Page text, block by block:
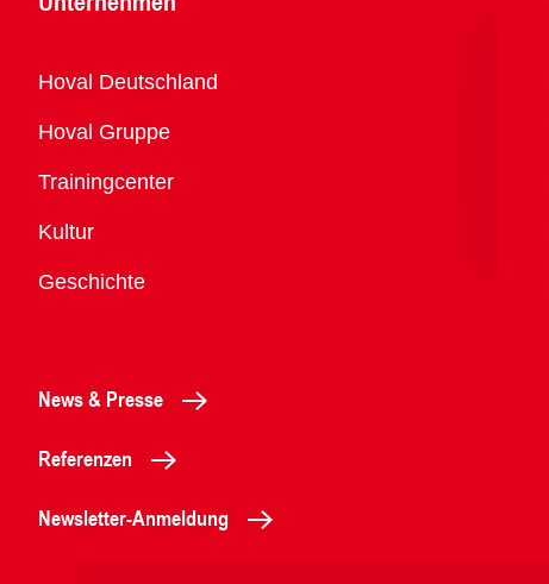
Übersicht
Hoval Deutschland
Hoval Gruppe
Trainingcenter
Kultur
Geschichte
News & Presse
Referenzen
Newsletter-Anmeldung